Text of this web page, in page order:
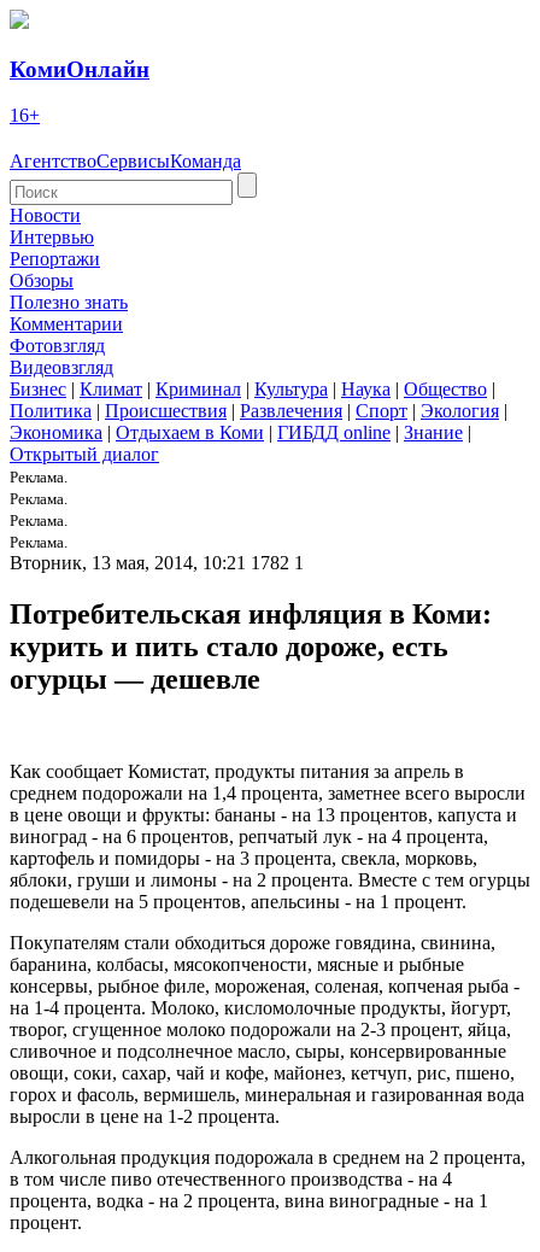
КомиОнлайн
16+
АгентствоСервисыКоманда
Новости
Интервью
Репортажи
Обзоры
Полезно знать
Комментарии
Фотовзгляд
Видеовзгляд
Бизнес | Климат | Криминал | Культура | Наука | Общество |
Политика | Происшествия | Развлечения | Спорт | Экология |
Экономика | Отдыхаем в Коми | ГИБДД online | Знание |
Открытый диалог
Реклама.
Реклама.
Реклама.
Реклама.
Вторник, 13 мая, 2014, 10:21 1782 1
Потребительская инфляция в Коми:
курить и пить стало дороже, есть
огурцы — дешевле
Как сообщает Комистат, продукты питания за апрель в
среднем подорожали на 1,4 процента, заметнее всего выросли
в цене овощи и фрукты: бананы - на 13 процентов, капуста и
виноград - на 6 процентов, репчатый лук - на 4 процента,
картофель и помидоры - на 3 процента, свекла, морковь,
яблоки, груши и лимоны - на 2 процента. Вместе с тем огурцы
подешевели на 5 процентов, апельсины - на 1 процент.
Покупателям стали обходиться дороже говядина, свинина,
баранина, колбасы, мясокопчености, мясные и рыбные
консервы, рыбное филе, мороженая, соленая, копченая рыба -
на 1-4 процента. Молоко, кисломолочные продукты, йогурт,
творог, сгущенное молоко подорожали на 2-3 процент, яйца,
сливочное и подсолнечное масло, сыры, консервированные
овощи, соки, сахар, чай и кофе, майонез, кетчуп, рис, пшено,
горох и фасоль, вермишель, минеральная и газированная вода
выросли в цене на 1-2 процента.
Алкогольная продукция подорожала в среднем на 2 процента,
в том числе пиво отечественного производства - на 4
процента, водка - на 2 процента, вина виноградные - на 1
процент.